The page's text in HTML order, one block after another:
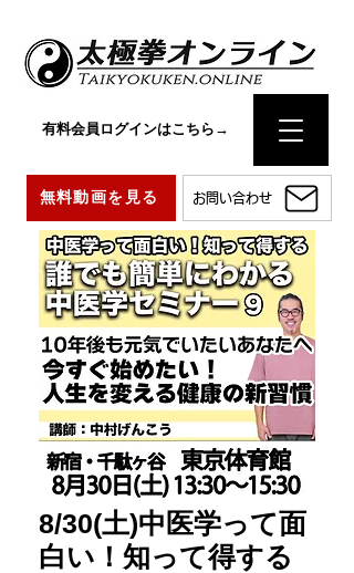
お問い合わせ
無料動画を見る
有料会員ログインはこちら→
8/30(土)中医学って面
白い！知って得する